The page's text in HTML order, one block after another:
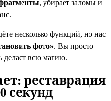
, убирает заломы и
несколько функций, но нас
фото». Вы просто
делает всю магию.
реставрация
секунд